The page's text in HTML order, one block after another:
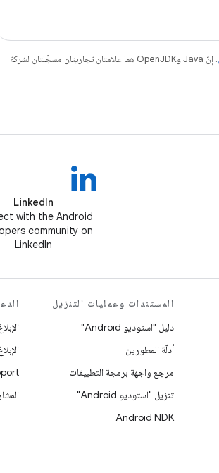
. إنّ Java وOpenJDK هما علامتان تجاريتان مسجَّلتان لشركة
LinkedIn
with the Android
community on
LinkedIn
المستندات وعمليات التنزيل
دليل "استوديو Android"
أدلّة المطورين
مرجع واجهة برمجة التطبيقات
تنزيل "استوديو Android"
Android NDK